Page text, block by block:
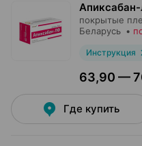
покрытые
Беларусь •
Инструкция
63,90 —
Где купить